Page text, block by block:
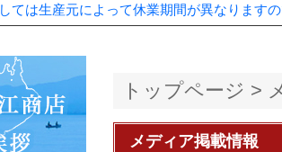
ては生産元によって休業期間が異なります
トップページ >
メディア掲載情報